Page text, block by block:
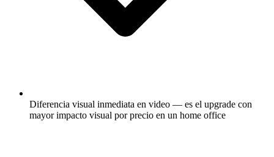
Diferencia visual inmediata en video — es el upgrade con
mayor impacto visual por precio en un home office